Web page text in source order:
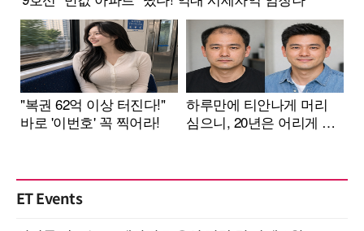
ET Events